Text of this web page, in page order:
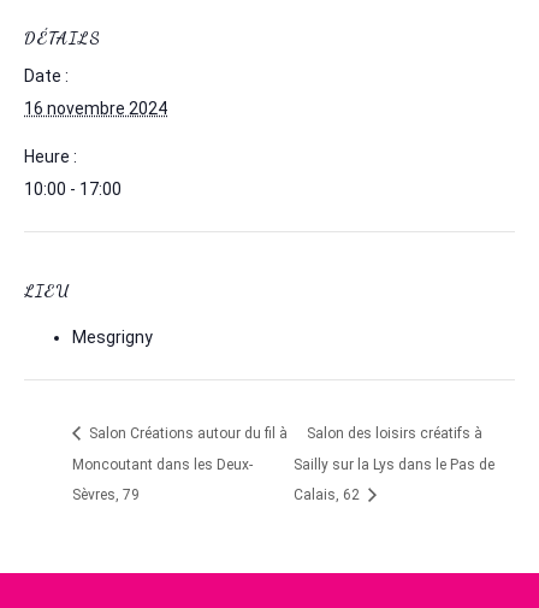
DÉTAILS
Date :
16 novembre 2024
Heure :
10:00 - 17:00
LIEU
Mesgrigny
Salon Créations autour du fil à
Moncoutant dans les Deux-
Sèvres, 79
Salon des loisirs créatifs à
Sailly sur la Lys dans le Pas de
Calais, 62